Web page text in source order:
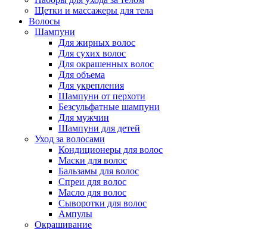
Щетки и массажеры для тела
Волосы
Шампуни
Для жирных волос
Для сухих волос
Для окрашенных волос
Для объема
Для укрепления
Шампуни от перхоти
Безсульфатные шампуни
Для мужчин
Шампуни для детей
Уход за волосами
Кондиционеры для волос
Маски для волос
Бальзамы для волос
Спреи для волос
Масло для волос
Сыворотки для волос
Ампулы
Окрашивание